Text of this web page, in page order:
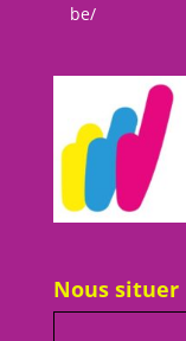
be/
Nous situer